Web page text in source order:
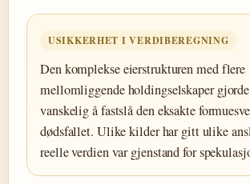
USIKKERHET I VERDIBEREGNING
Den komplekse eierstrukturen med flere
mellomliggende holdingselskaper
vanskelig å fastslå den eksakte
dødsfallet. Ulike kilder har gitt ulike
reelle verdien var gjenstand for